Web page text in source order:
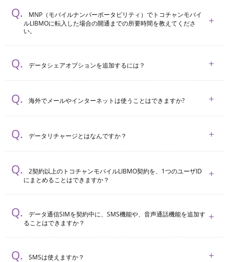
MNP（モバイルナンバーポータビリティ）でトコチャンモバイ
ルLIBMOに転入した場合の開通までの所要時間を教えてくださ
い。
データシェアオプションを追加するには？
海外でメールやインターネットは使うことはできますか?
データリチャージとはなんですか？
2契約以上のトコチャンモバイルLIBMO契約を、1つのユーザID
にまとめることはできますか？
データ通信SIMを契約中に、SMS機能や、音声通話機能を追加す
ることはできますか？
SMSは使えますか？